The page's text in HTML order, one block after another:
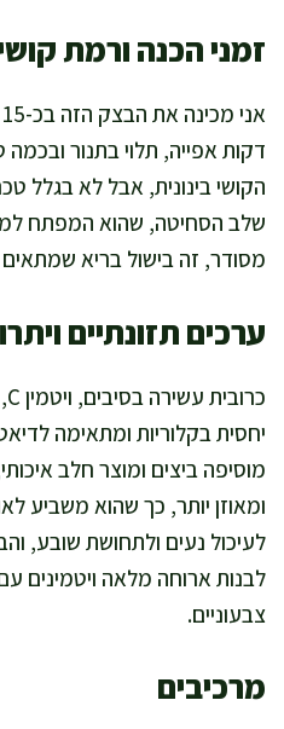
זמני הכנה ורמת
דקות אפייה, תלוי בתנור
הקושי בינונית, אבל לא בגלל
שלב הסחיטה, שהוא המפתח
מסודר, זה בישול בריא
ערכים תזונתיים
יחסית בקלוריות ומתאימה
מוסיפה ביצים ומוצר חלב
ומאוזן יותר, כך שהוא משביע
לעיכול נעים ולתחושת שובע,
לבנות ארוחה מלאה ויטמינים עם
צבעוניים.
מרכיבים